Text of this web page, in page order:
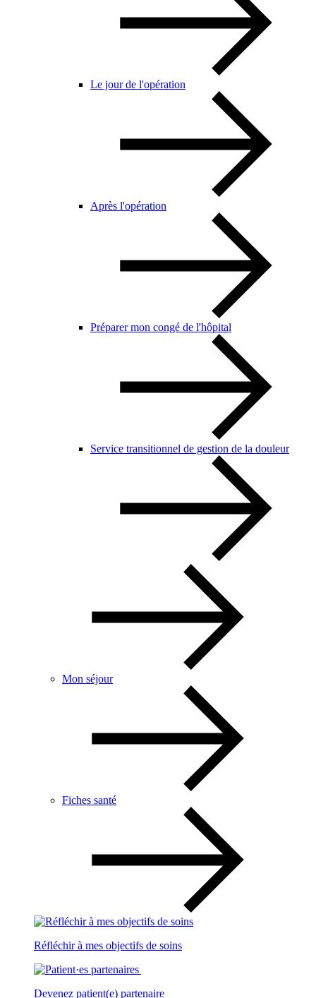
Le jour de l'opération
Après l'opération
Préparer mon congé de l'hôpital
Service transitionnel de gestion de la douleur
Mon séjour
Fiches santé
Réfléchir à mes objectifs de soins
Devenez patient(e) partenaire